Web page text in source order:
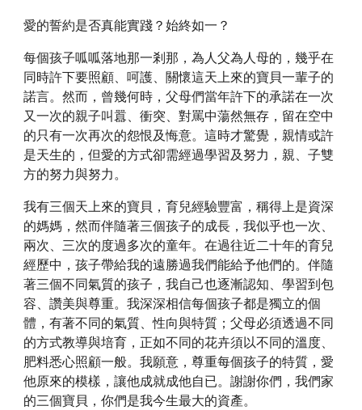
愛的誓約是否真能實踐？始終如一？
每個孩子呱呱落地那一剎那，為人父為人母的，幾乎在
同時許下要照顧、呵護、關懷這天上來的寶貝一輩子的
諾言。然而，曾幾何時，父母們當年許下的承諾在一次
又一次的親子叫囂、衝突、對罵中蕩然無存，留在空中
的只有一次再次的怨恨及悔意。這時才驚覺，親情或許
是天生的，但愛的方式卻需經過學習及努力，親、子雙
方的努力與努力。
我有三個天上來的寶貝，育兒經驗豐富，稱得上是資深
的媽媽，然而伴隨著三個孩子的成長，我似乎也一次、
兩次、三次的度過多次的童年。在過往近二十年的育兒
經歷中，孩子帶給我的遠勝過我們能給予他們的。伴隨
著三個不同氣質的孩子，我自己也逐漸認知、學習到包
容、讚美與尊重。我深深相信每個孩子都是獨立的個
體，有著不同的氣質、性向與特質；父母必須透過不同
的方式教導與培育，正如不同的花卉須以不同的溫度、
肥料悉心照顧一般。我願意，尊重每個孩子的特質，愛
他原來的模樣，讓他成就成他自已。謝謝你們，我們家
的三個寶貝，你們是我今生最大的資產。